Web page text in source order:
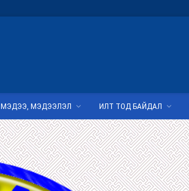
МЭДЭЭ, МЭДЭЭЛЭЛ ИЛТ ТОД БАЙДАЛ